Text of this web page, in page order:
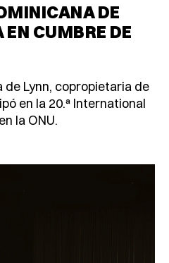
DE
CUMBRE DE
Lynn, copropietaria de
en la 20.ª International
la ONU.